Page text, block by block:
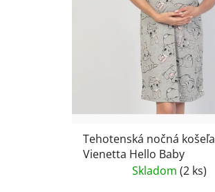
Tehotenská nočná košeľa
Vienetta Hello Baby
Skladom(2 ks)